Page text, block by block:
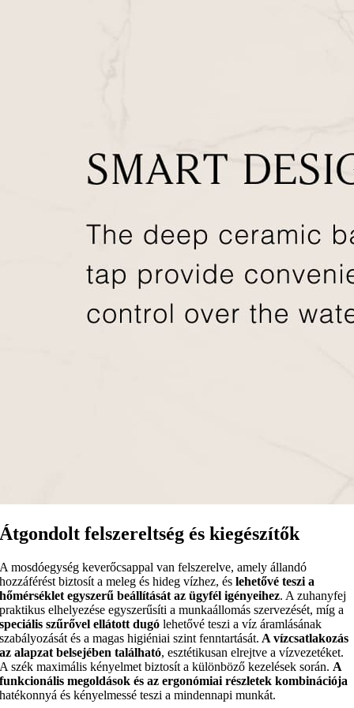
Átgondolt felszereltség és kiegészítők
A mosdóegység keverőcsappal van felszerelve, amely állandó
hozzáférést biztosít a meleg és hideg vízhez, éslehetővé teszi a
hőmérséklet egyszerű beállítását az ügyfél igényeihez. A zuhanyfej
praktikus elhelyezése egyszerűsíti a munkaállomás szervezését, míg a
speciális szűrővel ellátott dugó lehetővé teszi a víz áramlásának
szabályozását és a magas higiéniai szint fenntartását. A vízcsatlakozás
az alapzat belsejében található, esztétikusan elrejtve a vízvezetéket.
A szék maximális kényelmet biztosít a különböző kezelések során. A
funkcionális megoldások és az ergonómiai részletek kombinációja
hatékonnyá és kényelmessé teszi a mindennapi munkát.